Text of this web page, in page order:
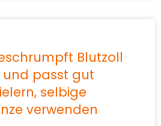
Blutzoll
passt gut
selbige
verwenden